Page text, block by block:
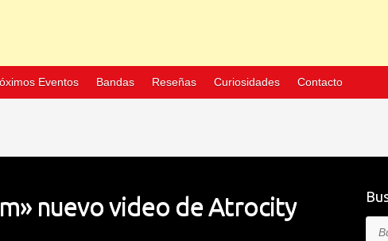
Eventos Bandas Reseñas Curiosidades Contacto
nuevo video de Atrocity